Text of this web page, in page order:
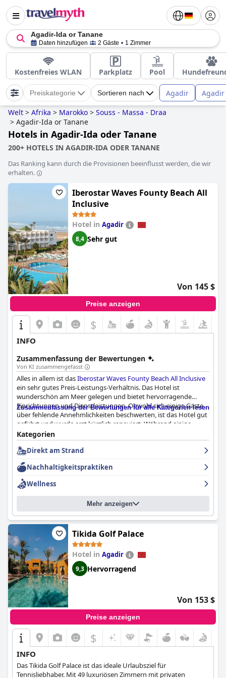
Agadir-Ida or Tanane
Daten hinzufügen 2 Gäste 1 Zimmer
Kostenfreies WLAN Parkplatz Pool
Preiskategorie Sortieren nach Agadir Agadir
Welt > Afrika > Marokko > Souss - Massa - Draa
> Agadir-Ida or Tanane
Hotels in Agadir-Ida oder Tanane
200+ HOTELS IN AGADIR-IDA ODER TANANE
Das Ranking kann durch die Provisionen beeinflusst werden, die wir
erhalten.
Iberostar Waves Founty Beach All
Inclusive
Hotel in Agadir
8,4 Sehr gut
Von 145 $
Preise anzeigen
$
INFO
Zusammenfassung der Bewertungen
Von KI zusammengefasst
Alles in allem ist dasIberostar Waves Founty Beach All Inclusive
ein sehr gutes Preis-Leistungs-Verhältnis. Das Hotel ist
wunderschön am Meer gelegen und bietet hervorragende
Einrichtungen und Dienstleistungen. Obwohl sich einige Gäste
über fehlende Annehmlichkeiten beschwerten, ist das Hotel gut
geführt und wurde erst kürzlich renoviert. Während einige
Gäste der Meinung waren, dass es noch verbessert werden
könnte, um eine höhere 4-Sterne-Bewertung zu erreichen,
haben viele ihren Aufenthalt genossen und fanden, dass es eine
gute Wahl ist, auch wenn es sich eher wie ein 3-Sterne-Hotel
anfühlt.
Zusammenfassung der Bewertungen für alle Kategorien lesen
Kategorien
Direkt am Strand
Nachhaltigkeitspraktiken
Wellness
Mehr anzeigen
Tikida Golf Palace
Hotel in Agadir
9,3 Hervorragend
Von 153 $
Preise anzeigen
$
INFO
Das Tikida Golf Palace ist das ideale Urlaubsziel für
Tennisliebhaber. Mit 49 luxuriösen Zimmern mit privaten